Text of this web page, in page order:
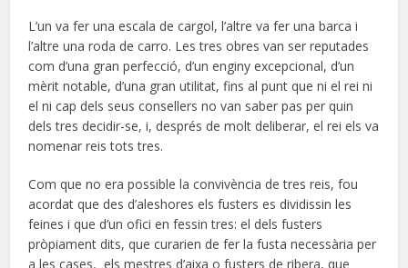
L’un va fer una escala de cargol, l’altre va fer una barca i
l’altre una roda de carro. Les tres obres van ser reputades
com d’una gran perfecció, d’un enginy excepcional, d’un
mèrit notable, d’una gran utilitat, fins al punt que ni el rei ni
el ni cap dels seus consellers no van saber pas per quin
dels tres decidir-se, i, després de molt deliberar, el rei els va
nomenar reis tots tres.
Com que no era possible la convivència de tres reis, fou
acordat que des d’aleshores els fusters es dividissin les
feines i que d’un ofici en fessin tres: el dels fusters
pròpiament dits, que curarien de fer la fusta necessària per
a les cases, els mestres d’aixa o fusters de ribera, que